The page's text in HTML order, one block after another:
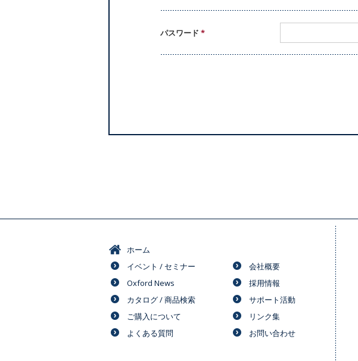
パスワード*
ホーム
イベント / セミナー
Oxford News
カタログ / 商品検索
ご購入について
よくある質問
会社概要
採用情報
サポート活動
リンク集
お問い合わせ